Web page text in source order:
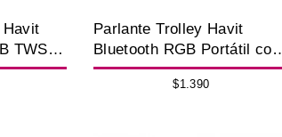
Havit
TWS
Parlante Trolley Havit
Bluetooth RGB Portátil con
Micrófono 8W
$1.390